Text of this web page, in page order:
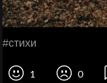
#стихи
1 0